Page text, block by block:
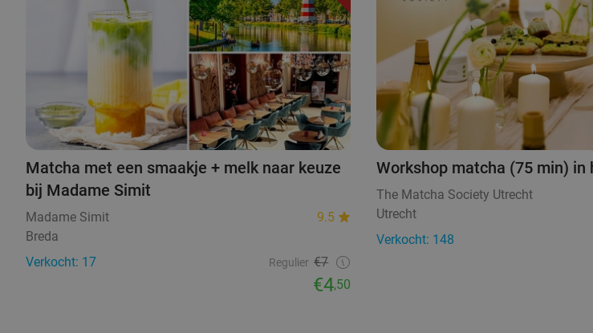
Matcha met een smaakje + melk naar keuze
bij Madame Simit
Madame Simit
9.5
Breda
Verkocht: 17
Regulier €7
€4,50
Workshop matcha (75 min) in
The Matcha Society Utrecht
Utrecht
Verkocht: 148